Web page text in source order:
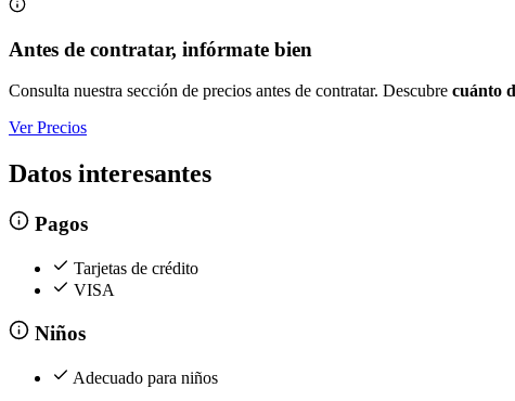
Antes de contratar, infórmate bien
Consulta nuestra sección de precios antes de contratar. Descubre cuánto
Ver Precios
Datos interesantes
Pagos
Tarjetas de crédito
VISA
Niños
Adecuado para niños